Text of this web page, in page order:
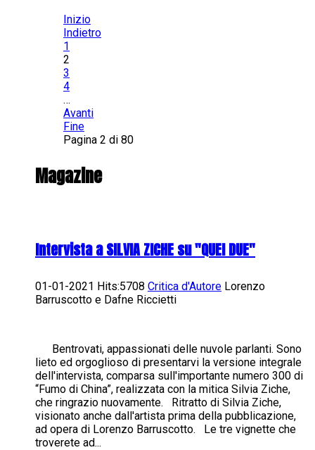
Inizio
Indietro
1
2
3
4
…
Avanti
Fine
Pagina 2 di 80
Magazine
Intervista a SILVIA ZICHE su "QUEI DUE"
01-01-2021 Hits:5708 Critica d'Autore Lorenzo
Barruscotto e Dafne Riccietti
Bentrovati, appassionati delle nuvole parlanti. Sono
lieto ed orgoglioso di presentarvi la versione integrale
dell'intervista, comparsa sull'importante numero 300 di
“Fumo di China”, realizzata con la mitica Silvia Ziche,
che ringrazio nuovamente. Ritratto di Silvia Ziche,
visionato anche dall'artista prima della pubblicazione,
ad opera di Lorenzo Barruscotto. Le tre vignette che
troverete ad...